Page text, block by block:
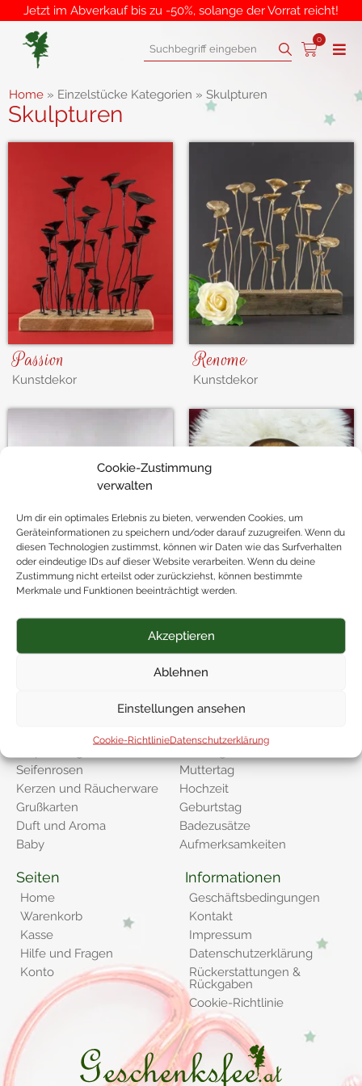
Cookie-Zustimmung
verwalten
Um dir ein optimales Erlebnis zu bieten, verwenden Cookies, um
Geräteinformationen zu speichern und/oder darauf zuzugreifen. Wenn du
diesen Technologien zustimmst, können wir Daten wie das Surfverhalten
oder eindeutige IDs auf dieser Website verarbeiten. Wenn du deine
Zustimmung nicht erteilst oder zurückziehst, können bestimmte
Merkmale und Funktionen beeinträchtigt werden.
Akzeptieren
Ablehnen
Einstellungen ansehen
Cookie-RichtlinieDatenschutzerklärung
Jetzt im Abverkauf bis zu -50%, solange der Vorrat reicht!
0
Home » Einzelstücke Kategorien » Skulpturen
Skulpturen
Passion
Kunstdekor
Renome
Kunstdekor
Melode
Kunstdekor
Spruchscheibe
Seifenrosen
Muttertag
Kerzen und Räucherware
Hochzeit
Grußkarten
Geburtstag
Duft und Aroma
Badezusätze
Baby
Aufmerksamkeiten
Seiten
Home
Warenkorb
Kasse
Hilfe und Fragen
Konto
Informationen
Geschäftsbedingungen
Kontakt
Impressum
Datenschutzerklärung
Rückerstattungen &
Rückgaben
Cookie-Richtlinie